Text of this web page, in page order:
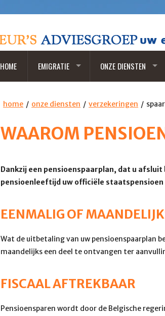
HOME EMIGRATIE ONZE DIENSTEN
home onze diensten verzekeringen
WAAROM
Dankzij een pensioenspaarplan, dat u
pensioenleeftijd uw officiële staatspensioen
EENMALIG OF
Wat de uitbetaling van uw pensioenspaarplan
maandelijks een deel te ontvangen ter
FISCAAL AFTREKBAAR
Pensioensparen wordt door de Belgische